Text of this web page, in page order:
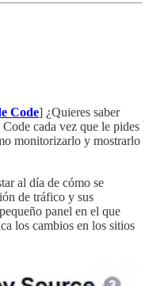
Code] ¿Quieres saber
cada vez que le pides
monitorizarlo y mostrarlo
al día de cómo se
de tráfico y sus
panel en el que
los cambios en los sitios